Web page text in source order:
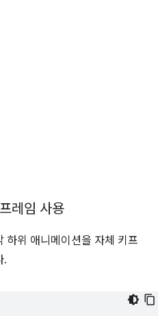
레임 사용
하위 애니메이션을 자체 키프
.